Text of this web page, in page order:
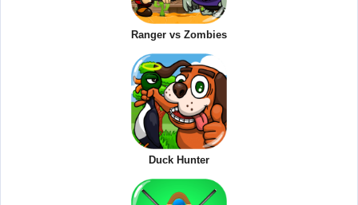
Ranger vs Zombies
Duck Hunter